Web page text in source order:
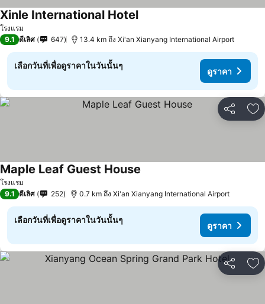
โรงแรม
Xinle International Hotelดูราคา
9.1 ดีเลิศ 647 13.4 km ถึง Xi'an Xianyang International Airport
เลือกวันที่เพื่อดูราคาในวันนั้นๆ
ดูราคา
แชร์ เ
โรงแรม
Maple Leaf Guest House
9.1 ดีเลิศ 252 0.7 km ถึง Xi'an Xianyang International Airport
เลือกวันที่เพื่อดูราคาในวันนั้นๆ
ดูราคา
แชร์ เ